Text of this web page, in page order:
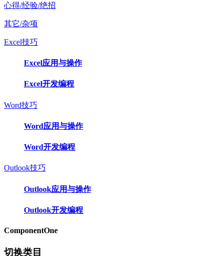
心得/经验/绝招
其它/杂项
Excel技巧
Excel应用与操作
Excel开发编程
Word技巧
Word应用与操作
Word开发编程
Outlook技巧
Outlook应用与操作
Outlook开发编程
ComponentOne
切换类目